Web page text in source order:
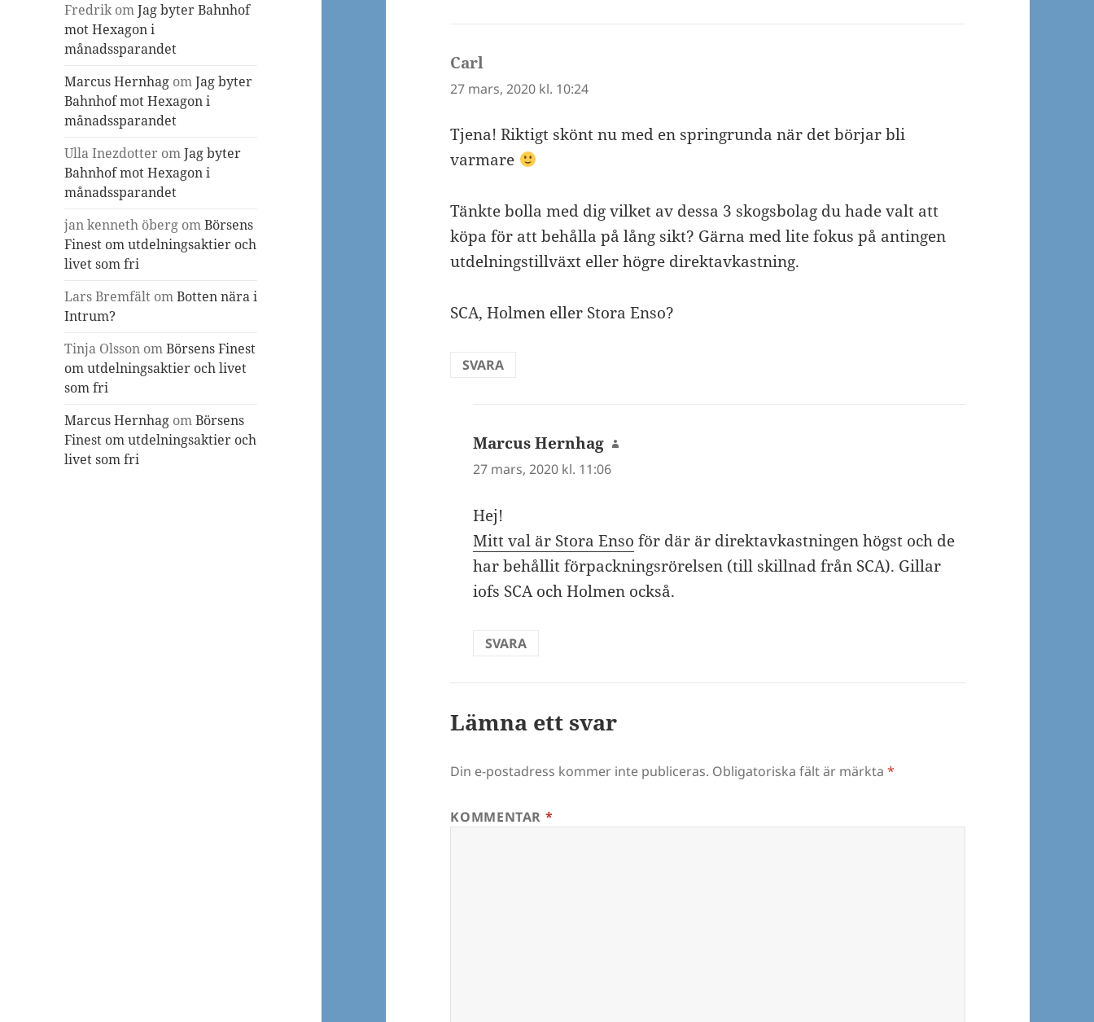
FredrikomJag byter Bahnhof
mot Hexagon i
månadssparandet
Marcus Hernhag omJag byter
Bahnhof mot Hexagon i
månadssparandet
Ulla Inezdotter omJag byter
Bahnhof mot Hexagon i
månadssparandet
jan kenneth öberg omBörsens
Finest om utdelningsaktier och
livet som fri
Lars Bremfält omBotten nära i
Intrum?
Tinja Olsson omBörsens Finest
om utdelningsaktier och livet
som fri
Marcus Hernhag omBörsens
Finest om utdelningsaktier och
livet som fri
Carl
27 mars, 2020 kl. 10:24
Tjena! Riktigt skönt nu med en springrunda när det börjar bli
varmare
Tänkte bolla med dig vilket av dessa 3 skogsbolag du hade valt att
köpa för att behålla på lång sikt? Gärna med lite fokus på antingen
utdelningstillväxt eller högre direktavkastning.
SCA, Holmen eller Stora Enso?
SVARA
Marcus Hernhag skriver:
27 mars, 2020 kl. 11:06
Hej!
Mitt val är Stora Enso för där är direktavkastningen högst och de
har behållit förpackningsrörelsen (till skillnad från SCA). Gillar
iofs SCA och Holmen också.
SVARA
Lämna ett svar
Din e-postadress kommer inte publiceras. Obligatoriska fält är märkta*
KOMMENTAR *